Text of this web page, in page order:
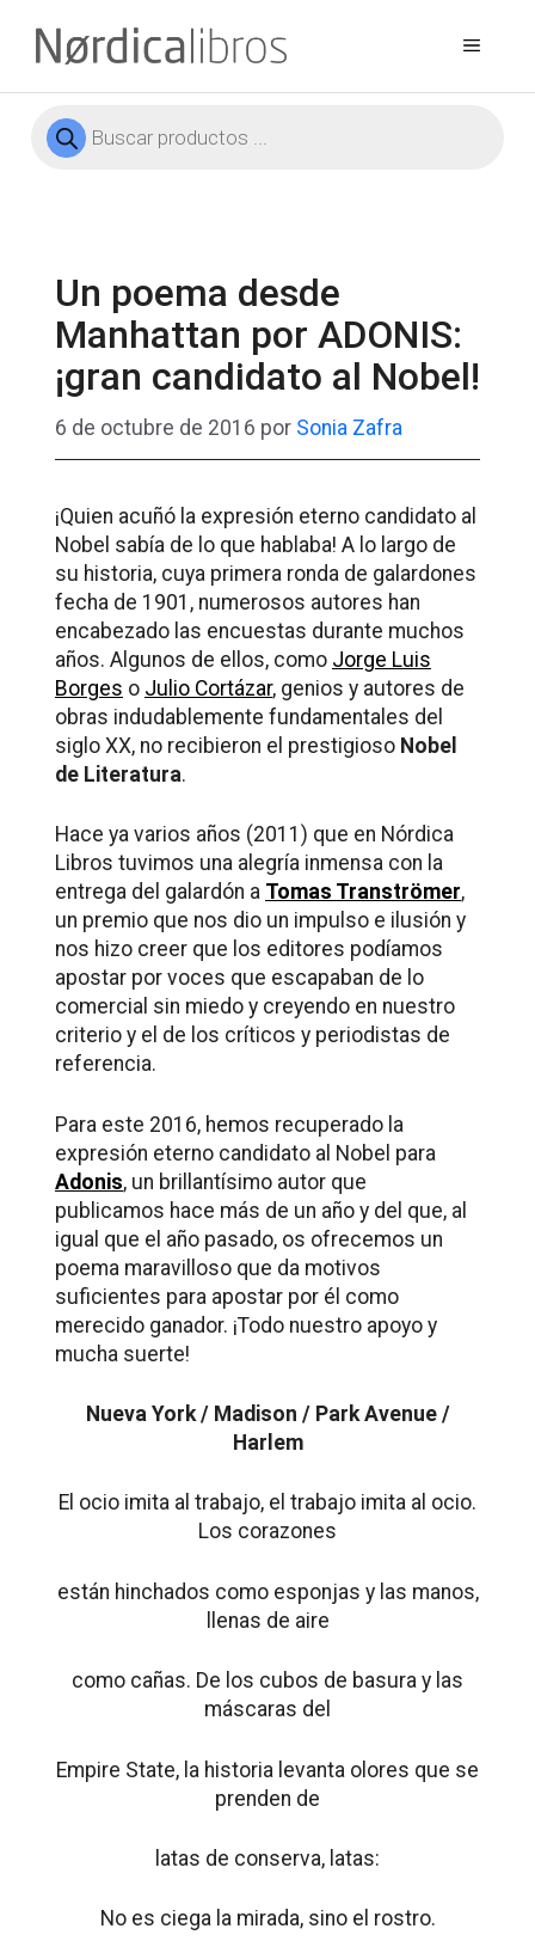
contenido
Menú
Búsqueda
de
Un poema desde
Manhattan por ADONIS:
¡gran candidato al Nobel!
6 de octubre de 2016 por Sonia Zafra
¡Quien acuñó la expresión eterno candidato al
Nobel sabía de lo que hablaba! A lo largo de
su historia, cuya primera ronda de galardones
fecha de 1901, numerosos autores han
encabezado las encuestas durante muchos
años. Algunos de ellos, como Jorge Luis
Borges o Julio Cortázar, genios y autores de
obras indudablemente fundamentales del
siglo XX, no recibieron el prestigioso Nobel
de Literatura.
Hace ya varios años (2011) que en Nórdica
Libros tuvimos una alegría inmensa con la
entrega del galardón a Tomas Tranströmer,
un premio que nos dio un impulso e ilusión y
nos hizo creer que los editores podíamos
apostar por voces que escapaban de lo
comercial sin miedo y creyendo en nuestro
criterio y el de los críticos y periodistas de
referencia.
Para este 2016, hemos recuperado la
expresión eterno candidato al Nobel para
Adonis, un brillantísimo autor que
publicamos hace más de un año y del que, al
igual que el año pasado, os ofrecemos un
poema maravilloso que da motivos
suficientes para apostar por él como
merecido ganador. ¡Todo nuestro apoyo y
mucha suerte!
Nueva York / Madison / Park Avenue /
Harlem
El ocio imita al trabajo, el trabajo imita al ocio.
Los corazones
están hinchados como esponjas y las manos,
llenas de aire
como cañas. De los cubos de basura y las
máscaras del
Empire State, la historia levanta olores que se
prenden de
latas de conserva, latas:
No es ciega la mirada, sino el rostro.